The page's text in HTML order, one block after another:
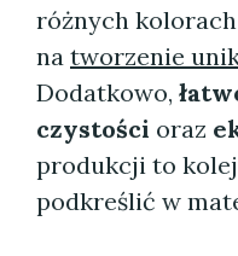
różnych
na tworzenie
Dodatkowo,
czystości oraz
produkcji to
podkreślić w